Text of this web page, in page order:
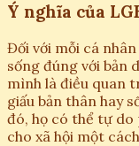
Ý nghĩa của
Đối với mỗi cá
sống đúng với bản
mình là điều quan
giấu bản thân hay
đó, họ có thể tự
cho xã hội một